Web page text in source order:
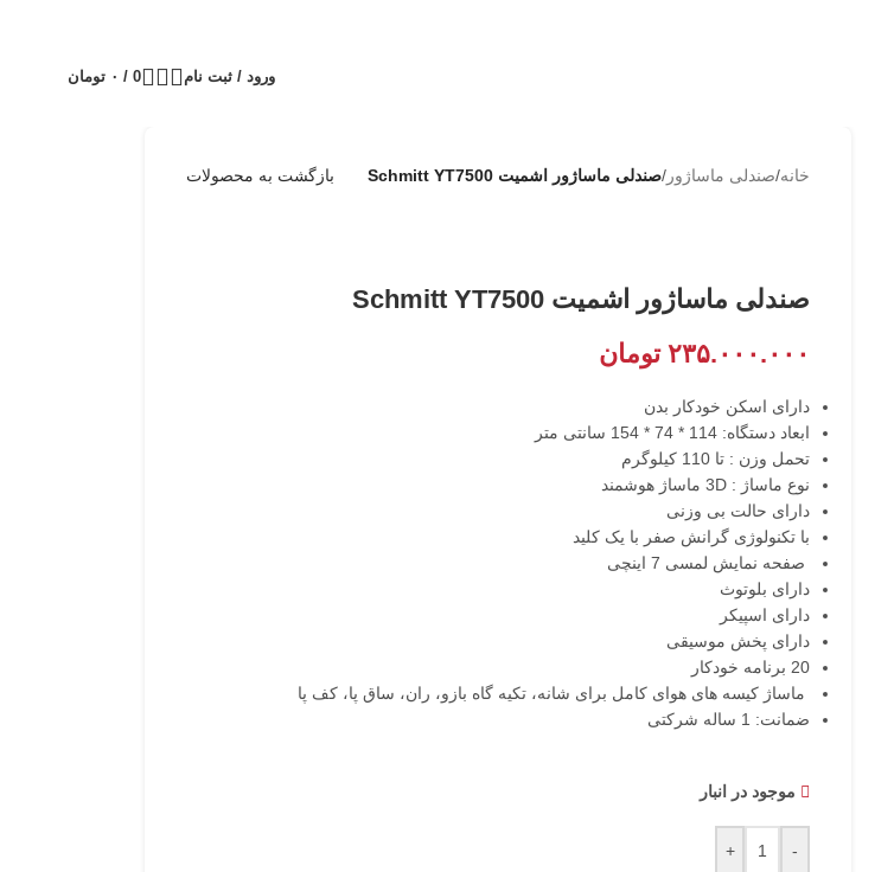
ورود / ثبت نام 0
/ ۰ تومان
خانه/صندلی ماساژور /صندلی ماساژور اشمیت Schmitt YT7500 بازگشت به محصولات
صندلی ماساژور اشمیت Schmitt YT7500
۲۳۵.۰۰۰.۰۰۰ تومان
دارای اسکن خودکار بدن
ابعاد دستگاه: 114 * 74 * 154 سانتی متر
تحمل وزن : تا 110 کیلوگرم
نوع ماساژ : 3D ماساژ هوشمند
دارای حالت بی وزنی
با تکنولوژی گرانش صفر با یک کلید
صفحه نمایش لمسی 7 اینچی
دارای بلوتوث
دارای اسپیکر
دارای پخش موسیقی
20 برنامه خودکار
ماساژ کیسه های هوای کامل برای شانه، تکیه گاه بازو، ران، ساق پا، کف پا
ضمانت: 1 ساله شرکتی
موجود در انبار
-
+